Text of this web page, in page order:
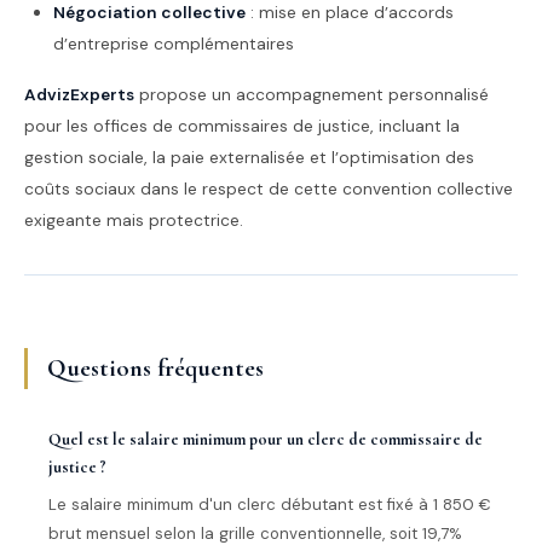
Négociation collective : mise en place d’accords
d’entreprise complémentaires
AdvizExperts propose un accompagnement personnalisé
pour les offices de commissaires de justice, incluant la
gestion sociale, la paie externalisée et l’optimisation des
coûts sociaux dans le respect de cette convention collective
exigeante mais protectrice.
Questions fréquentes
Quel est le salaire minimum pour un clerc de commissaire de
justice ?
Le salaire minimum d'un clerc débutant est fixé à 1 850 €
brut mensuel selon la grille conventionnelle, soit 19,7%